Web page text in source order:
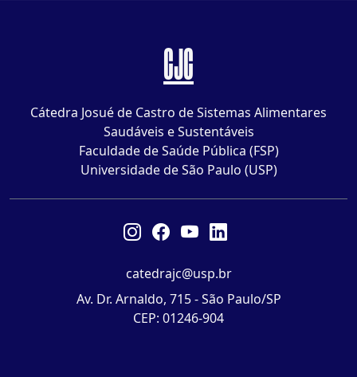
CJC
Cátedra Josué de Castro de Sistemas Alimentares
Saudáveis e Sustentáveis
Faculdade de Saúde Pública (FSP)
Universidade de São Paulo (USP)
catedrajc@usp.br
Av. Dr. Arnaldo, 715 - São Paulo/SP
CEP: 01246-904